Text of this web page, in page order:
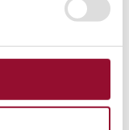
300 - 1.600